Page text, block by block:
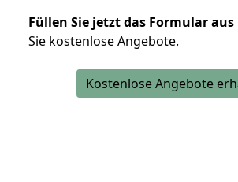
Füllen Sie jetzt das Formular aus
Sie kostenlose Angebote.
Kostenlose Angebote